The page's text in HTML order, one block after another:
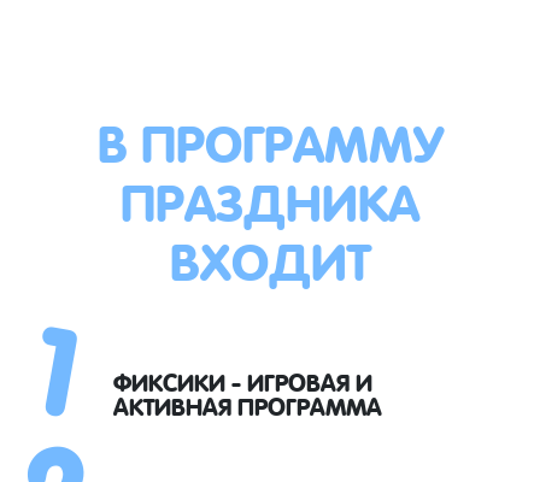
В ПРОГРАММУ
ПРАЗДНИКА
ВХОДИТ
ФИКСИКИ - ИГРОВАЯ И
АКТИВНАЯ ПРОГРАММА